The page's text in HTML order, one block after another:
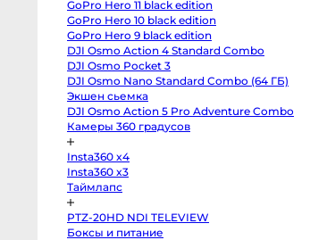
X-
M5
Panasonic
Lumix
S5
Зеркальные
Hasselblad
Canon
5D
GoPro Hero 11 black edition
GoPro Hero 10 black edition
GoPro Hero 9 black edition
DJI Osmo Action 4 Standard Combo
DJI Osmo Pocket 3
DJI Osmo Nano Standard Combo (64 ГБ)
Экшен сьемка
DJI Osmo Action 5 Pro Adventure Combo
Камеры 360 градусов
Insta360 x4
Insta360 x3
Таймлапс
PTZ-20HD NDI TELEVIEW
Боксы и питание